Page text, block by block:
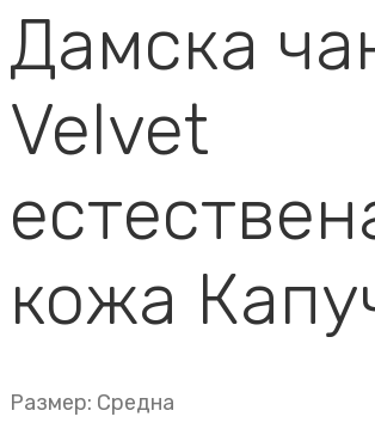
Дамска
Velvet
кожа
Размер: Средна